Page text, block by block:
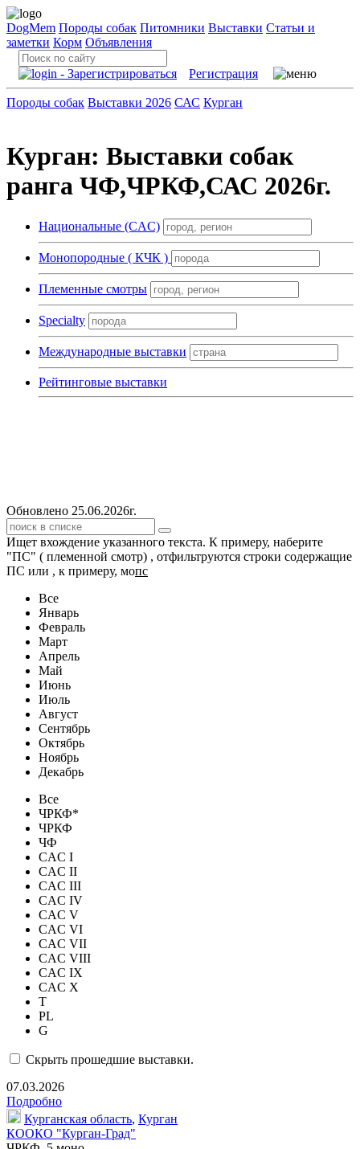
DogMem Породы собак Питомники Выставки Статьи и
заметки Корм Объявления
Регистрация
Породы собак Выставки 2026 САС Курган
Курган: Выставки собак
ранга ЧФ,ЧРКФ,САС 2026г.
Национальные (CAC)
Монопородные ( КЧК )
Племенные смотры
Specialty
Международные выставки
Рейтинговые выставки
Обновлено 25.06.2026г.
Ищет вхождение указанного текста. К примеру, наберите
"ПС" ( племенной смотр) , отфильтруются строки содержащие
ПС или , к примеру, мопс
Все
Январь
Февраль
Март
Апрель
Май
Июнь
Июль
Август
Сентябрь
Октябрь
Ноябрь
Декабрь
Все
ЧРКФ*
ЧРКФ
ЧФ
CAC I
CAC II
CAC III
CAC IV
CAC V
CAC VI
CAC VII
CAC VIII
CAC IX
CAC X
T
PL
G
Скрыть прошедшие выставки.
07.03.2026
Подробно
Курганская область, Курган
КООКО "Курган-Град"